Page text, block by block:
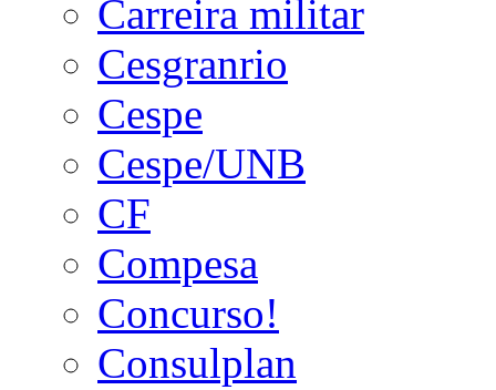
Carreira militar
Cesgranrio
Cespe
Cespe/UNB
CF
Compesa
Concurso!
Consulplan